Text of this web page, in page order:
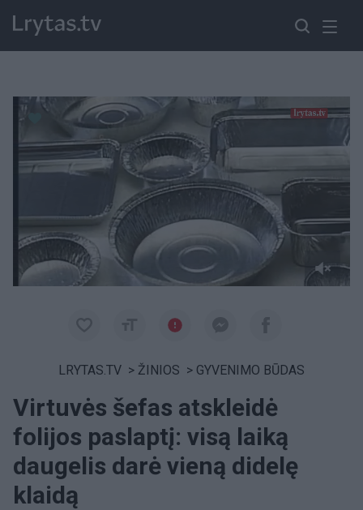
Paremkite Ukrainą
LRYTAS.TV > ŽINIOS > GYVENIMO BŪDAS
Virtuvės šefas atskleidė
folijos paslaptį: visą laiką
daugelis darė vieną didelę
klaidą